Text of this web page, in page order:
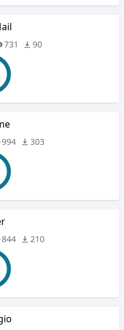
731 90
994 303
844 210